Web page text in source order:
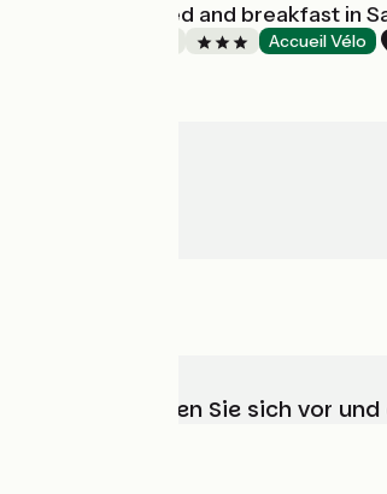
Le Doux Nid : bed and breakfast in
Accueil Vélo
Wählen, bereiten Sie sich vor